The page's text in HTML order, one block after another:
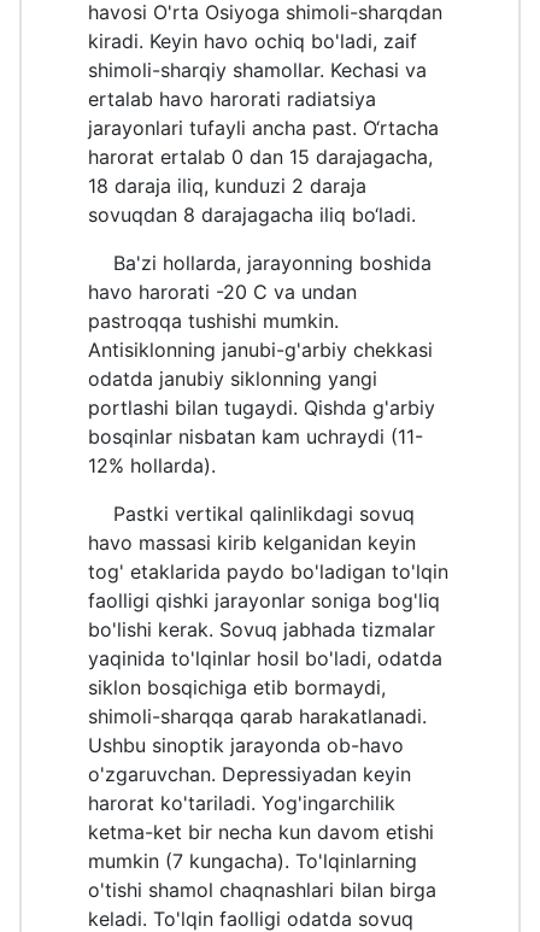
havosi O'rta Osiyoga shimoli-sharqdan
kiradi. Keyin havo ochiq bo'ladi, zaif
shimoli-sharqiy shamollar. Kechasi va
ertalab havo harorati radiatsiya
jarayonlari tufayli ancha past. O‘rtacha
harorat ertalab 0 dan 15 darajagacha,
18 daraja iliq, kunduzi 2 daraja
sovuqdan 8 darajagacha iliq bo‘ladi.
Ba'zi hollarda, jarayonning boshida
havo harorati -20 C va undan
pastroqqa tushishi mumkin.
Antisiklonning janubi-g'arbiy chekkasi
odatda janubiy siklonning yangi
portlashi bilan tugaydi. Qishda g'arbiy
bosqinlar nisbatan kam uchraydi (11-
12% hollarda).
Pastki vertikal qalinlikdagi sovuq
havo massasi kirib kelganidan keyin
tog' etaklarida paydo bo'ladigan to'lqin
faolligi qishki jarayonlar soniga bog'liq
bo'lishi kerak. Sovuq jabhada tizmalar
yaqinida to'lqinlar hosil bo'ladi, odatda
siklon bosqichiga etib bormaydi,
shimoli-sharqqa qarab harakatlanadi.
Ushbu sinoptik jarayonda ob-havo
o'zgaruvchan. Depressiyadan keyin
harorat ko'tariladi. Yog'ingarchilik
ketma-ket bir necha kun davom etishi
mumkin (7 kungacha). To'lqinlarning
o'tishi shamol chaqnashlari bilan birga
keladi. To'lqin faolligi odatda sovuq